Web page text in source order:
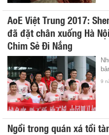
AoE Việt Trung 2017:
đã đặt chân xuống Hà
Chim Sẻ Đi Nắng
9
Ngồi trong quán xá tồi